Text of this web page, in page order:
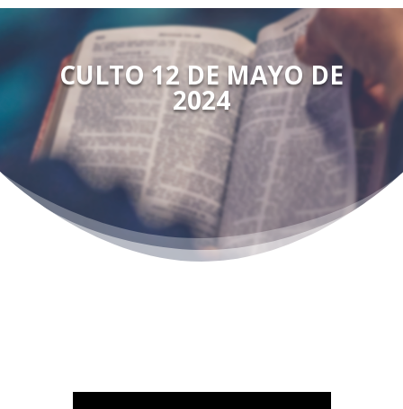
CULTO 12 DE MAYO DE
2024